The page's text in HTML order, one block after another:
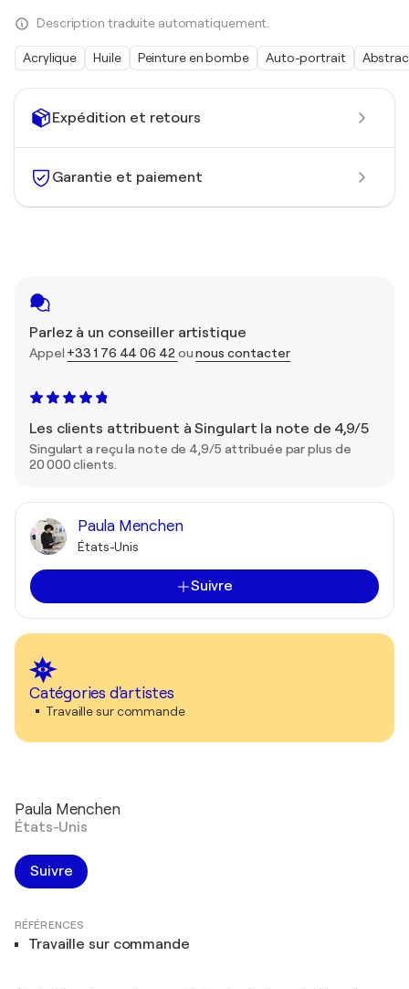
Expédition et retours
Garantie et paiement
Parlez à un conseiller artistique
Appel +33 1 76 44 06 42ounous contacter
Les clients attribuent à Singulart la note de 4,9/5
Singulart a reçu la note de 4,9/5 attribuée par plus de
20 000 clients.
Paula Menchen
États-Unis
Suivre
Catégories d'artistes
Travaille sur commande
Description traduite automatiquement.
Acrylique Huile Peinture en bombe Auto-portrait
Paula Menchen
États-Unis
Suivre
RÉFÉRENCES
Travaille sur commande